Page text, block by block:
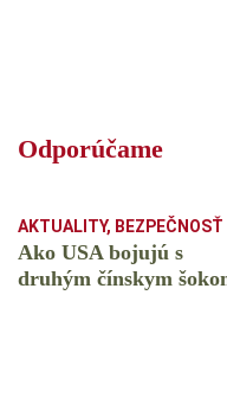
Odporúčame
AKTUALITY, BEZPEČNOSŤ
Ako USA bojujú s
druhým čínskym